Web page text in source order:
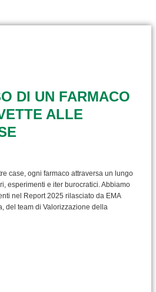
DI UN FARMACO
ALLE
case, ogni farmaco attraversa un lungo
esperimenti e iter burocratici. Abbiamo
nel Report 2025 rilasciato da EMA
del team di Valorizzazione della